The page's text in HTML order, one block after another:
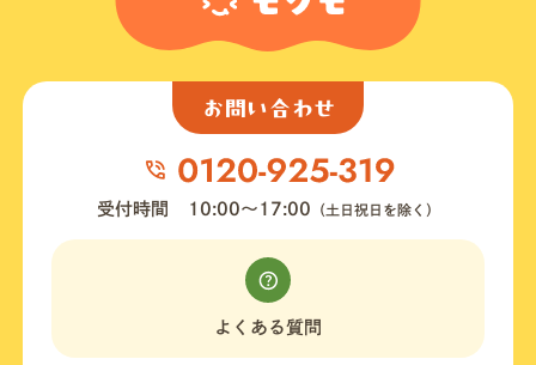
お問い合わせ
受付時間 10:00〜17:00 （土日祝日を除く）
よくある質問